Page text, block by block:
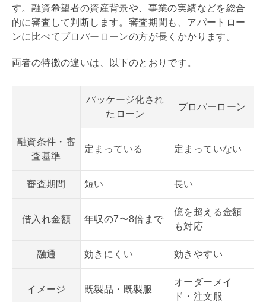
す。融資希望者の資産背景や、事業の実績などを総合
的に審査して判断します。審査期間も、アパートロー
ンに比べてプロパーローンの方が長くかかります。
両者の特徴の違いは、以下のとおりです。
パッケージ化され
たローン
プロパーローン
融資条件・審
査基準
定まっている 定まっていない
審査期間 短い 長い
借入れ金額 年収の7〜8倍まで
億を超える金額
も対応
融通 効きにくい 効きやすい
イメージ 既製品・既製服
オーダーメイ
ド・注文服